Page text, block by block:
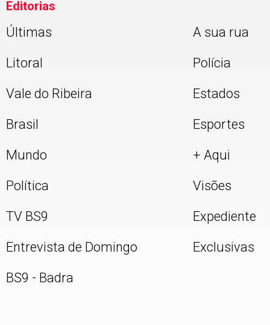
Editorias
Últimas
Litoral
Vale do Ribeira
Brasil
Mundo
Política
TV BS9
Entrevista de Domingo
BS9 - Badra
A sua rua
Polícia
Estados
Esportes
+ Aqui
Visões
Expediente
Exclusivas